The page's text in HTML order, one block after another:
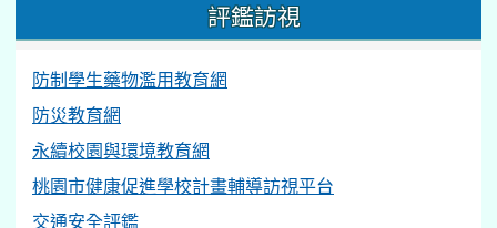
評鑑訪視
防制學生藥物濫用教育網
防災教育網
永續校園與環境教育網
桃園市健康促進學校計畫輔導訪視平台
交通安全評鑑